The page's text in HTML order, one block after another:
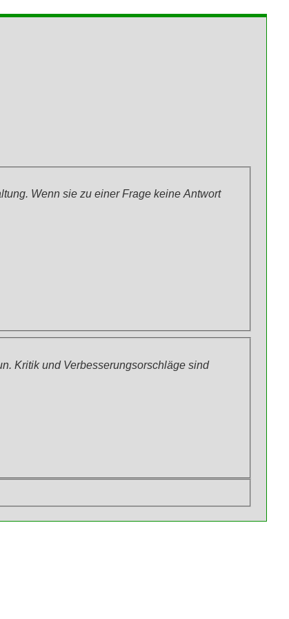
Wenn sie zu einer Frage keine Antwort
Kritik und Verbesserungsorschläge sind